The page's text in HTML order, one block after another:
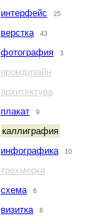
интерфейс 25
верстка 43
фотография 3
промдизайн
архитектура
плакат
9
каллиграфия
инфографика
10
трехмерка
схема
6
визитка 8